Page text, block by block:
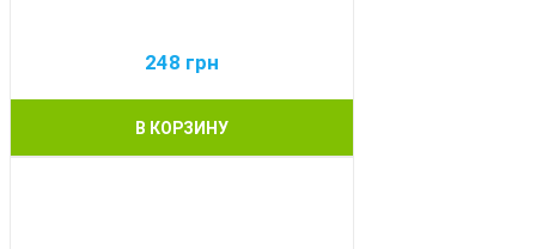
248 грн
В КОРЗИНУ